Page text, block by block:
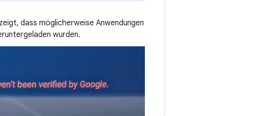
dass möglicherweise Anwendungen
wurden.